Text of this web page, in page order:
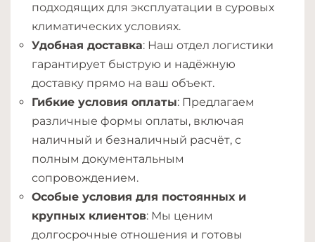
подходящих для эксплуатации в суровых
климатических условиях.
Удобная доставка: Наш отдел логистики
гарантирует быструю и надёжную
доставку прямо на ваш объект.
Гибкие условия оплаты: Предлагаем
различные формы оплаты, включая
наличный и безналичный расчёт, с
полным документальным
сопровождением.
Особые условия для постоянных и
крупных клиентов: Мы ценим
долгосрочные отношения и готовы